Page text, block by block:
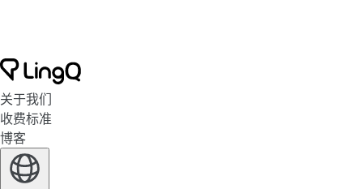
关于我们
收费标准
博客